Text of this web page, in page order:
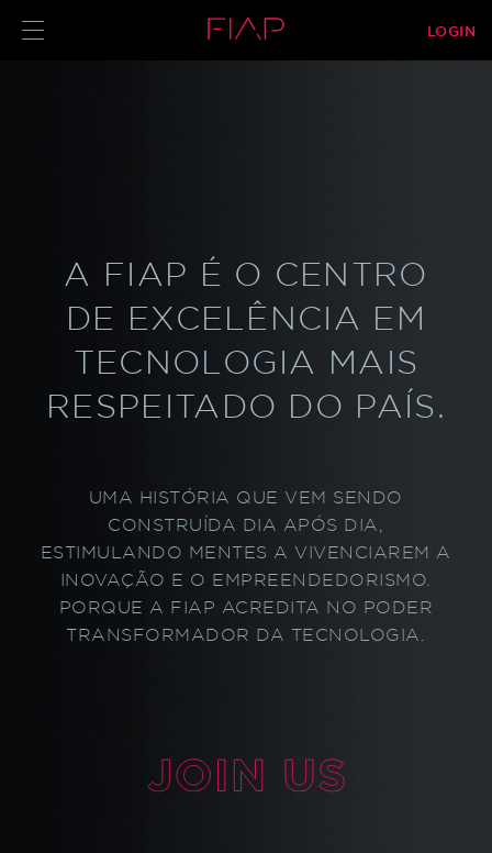
LOGIN
A FIAP É O CENTRO
DE EXCELÊNCIA EM
TECNOLOGIA MAIS
RESPEITADO DO PAÍS.
UMA HISTÓRIA QUE VEM SENDO
CONSTRUÍDA DIA APÓS DIA,
ESTIMULANDO MENTES A VIVENCIAREM A
INOVAÇÃO E O EMPREENDEDORISMO.
PORQUE A FIAP ACREDITA NO PODER
TRANSFORMADOR DA TECNOLOGIA.